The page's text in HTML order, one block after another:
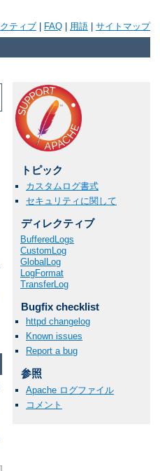
ティブ FAQ 用語 サイトマップ
トピック
カスタムログ書式
セキュリティに関して
ディレクティブ
BufferedLogs
CustomLog
GlobalLog
LogFormat
TransferLog
Bugfix checklist
httpd changelog
Known issues
Report a bug
参照
Apache ログファイル
コメント